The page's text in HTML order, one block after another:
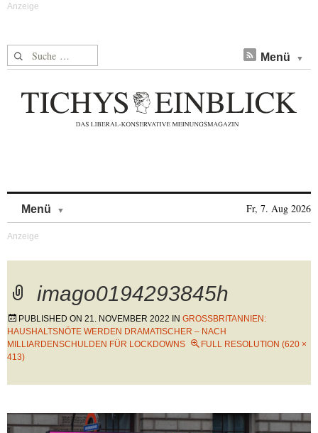
Suche nach: Menü
Menü Fr, 7. Aug 2026
imago0194293845h
PUBLISHED ON 21. NOVEMBER 2022 IN GROSSBRITANNIEN: H
AUSHALTSNÖTE WERDEN DRAMATISCHER – NACH M
ILLIARDENSCHULDEN FÜR LOCKDOWNS
FULL RESOLUTION (620 ×
413)